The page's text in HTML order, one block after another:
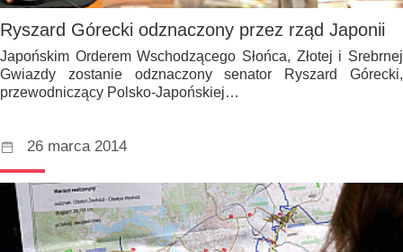
Ryszard Górecki odznaczony przez rząd Japonii
Japońskim Orderem Wschodzącego Słońca, Złotej i Srebrnej
Gwiazdy zostanie odznaczony senator Ryszard Górecki,
przewodniczący Polsko-Japońskiej…
26 marca 2014